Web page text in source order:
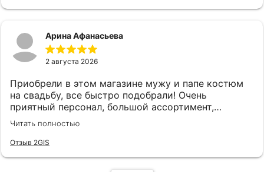
Арина Афанасьева
2 августа 2026
Приобрели в этом магазине мужу и папе костюм
на свадьбу, все быстро подобрали! Очень
приятный персонал, большой ассортимент,
рекомендую ❤️
Читать полностью
Отзыв 2GIS